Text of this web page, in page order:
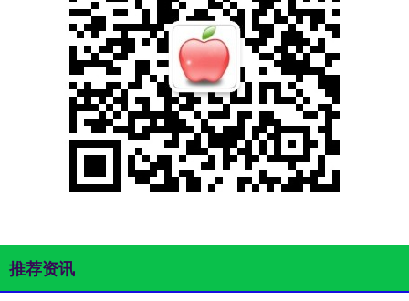
推荐资讯